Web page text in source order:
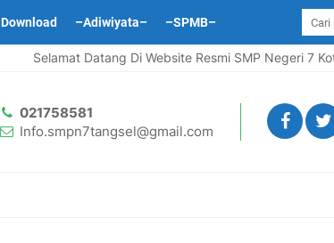
Download –Adiwiyata– –SPMB–
Selamat Datang Di Website Resmi SMP Negeri 7
021758581
Info.smpn7tangsel@gmail.com